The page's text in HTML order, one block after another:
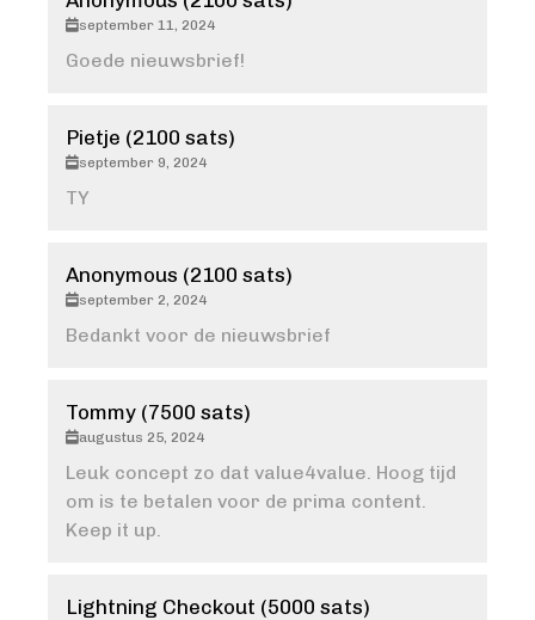
september 11, 2024
Goede nieuwsbrief!
Pietje (2100 sats)
september 9, 2024
TY
Anonymous (2100 sats)
september 2, 2024
Bedankt voor de nieuwsbrief
Tommy (7500 sats)
augustus 25, 2024
Leuk concept zo dat value4value. Hoog tijd
om is te betalen voor de prima content.
Keep it up.
Lightning Checkout (5000 sats)